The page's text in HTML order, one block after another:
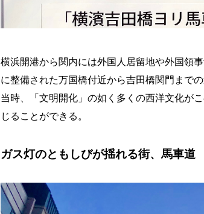
横浜開港から関内には外国人居留地や外国領
に整備された万国橋付近から吉田橋関門まで
当時、「文明開化」の如く多くの西洋文化が
じることができる。
ガス灯のともしびが揺れる街、馬車道